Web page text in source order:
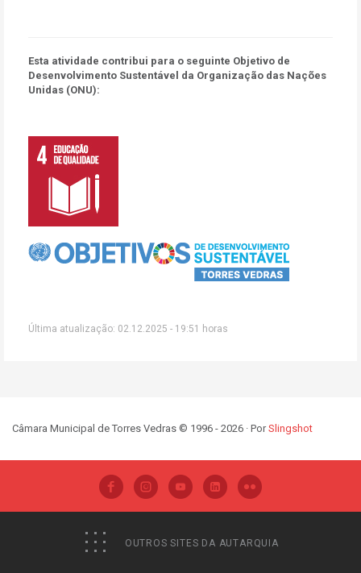
Esta atividade contribui para o seguinte Objetivo de
Desenvolvimento Sustentável da Organização das Nações
Unidas (ONU):
Última atualização: 02.12.2025 - 19:51 horas
Câmara Municipal de Torres Vedras © 1996 - 2026 · PorSlingshot
OUTROS SITES DA AUTARQUIA